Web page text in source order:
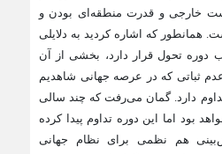
خارجی و قدرت منطقه‌ای بودن و
که اشاره کردید به دلایلی
دوره تحول قرار دارد، بخشی از آن
ثباتی که در عرصه جهانی شاهدیم
دارد. گمان می‌رفت که چند سالی
بود اما این دوره تداوم پیدا کرده
هم نظمی برای نظام جهانی